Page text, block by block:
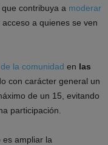
contribuya a moderar
acceso a quienes se ven
la comunidad en las
con carácter general un
de un 15, evitando
participación.
es ampliar la